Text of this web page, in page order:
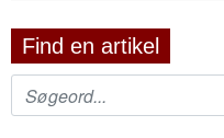
Find en artikel